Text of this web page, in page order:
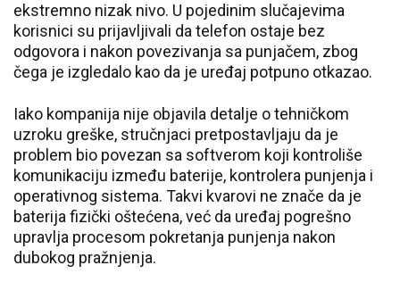
ekstremno nizak nivo. U pojedinim slučajevima
korisnici su prijavljivali da telefon ostaje bez
odgovora i nakon povezivanja sa punjačem, zbog
čega je izgledalo kao da je uređaj potpuno otkazao.
Iako kompanija nije objavila detalje o tehničkom
uzroku greške, stručnjaci pretpostavljaju da je
problem bio povezan sa softverom koji kontroliše
komunikaciju između baterije, kontrolera punjenja i
operativnog sistema. Takvi kvarovi ne znače da je
baterija fizički oštećena, već da uređaj pogrešno
upravlja procesom pokretanja punjenja nakon
dubokog pražnjenja.